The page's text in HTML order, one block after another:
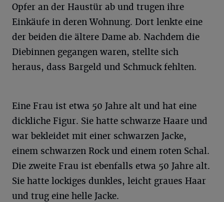
Opfer an der Haustür ab und trugen ihre
Einkäufe in deren Wohnung. Dort lenkte eine
der beiden die ältere Dame ab. Nachdem die
Diebinnen gegangen waren, stellte sich
heraus, dass Bargeld und Schmuck fehlten.
Eine Frau ist etwa 50 Jahre alt und hat eine
dickliche Figur. Sie hatte schwarze Haare und
war bekleidet mit einer schwarzen Jacke,
einem schwarzen Rock und einem roten Schal.
Die zweite Frau ist ebenfalls etwa 50 Jahre alt.
Sie hatte lockiges dunkles, leicht graues Haar
und trug eine helle Jacke.